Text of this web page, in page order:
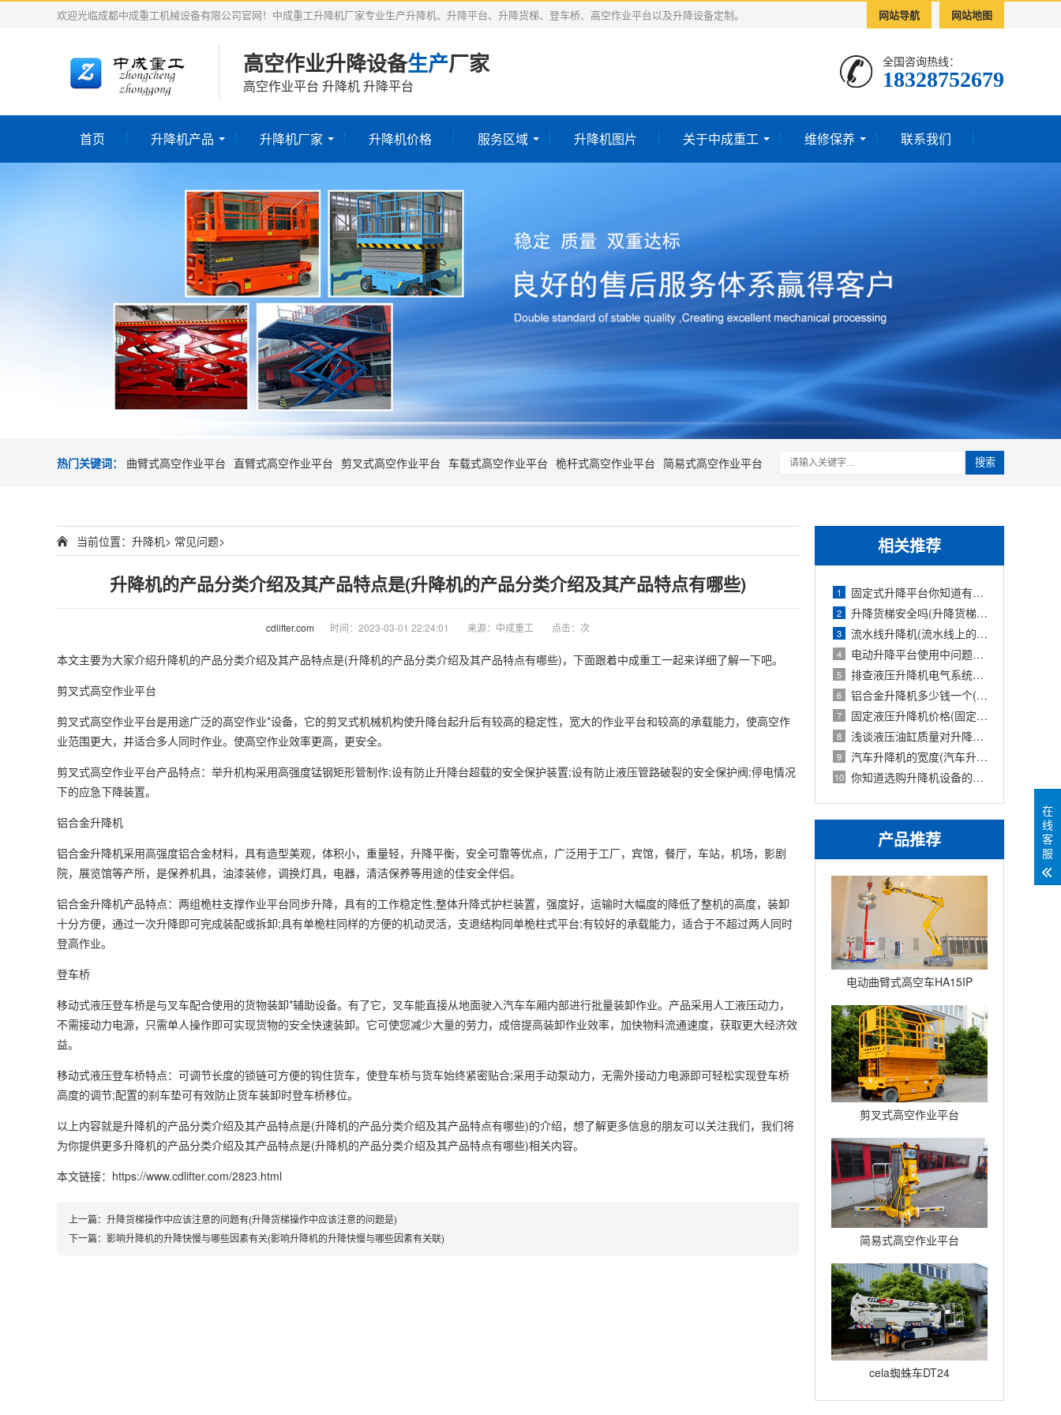
网站导航 网站地图
欢迎光临成都中成重工机械设备有限公司官网！中成重工升降机厂家专业生产升降机、升降平台、升降货梯、登车桥、高空作业平台以及升降设备定制。
高空作业升降设备生产厂家
高空作业平台 升降机 升降平台
全国咨询热线：
18328752679‬
首页 升降机产品 升降机厂家 升降机价格 服务区域 升降机图片 关于中成重工 维修保养 联系我们
热门关键词： 曲臂式高空作业平台 直臂式高空作业平台 剪叉式高空作业平台 车载式高空作业平台 桅杆式高空作业平台 简易式高空作业平台 搜索
相关推荐
1 固定式升降平台你知道有多少种升降方式
2 升降货梯安全吗(升降货梯的种类)
3 流水线升降机(流水线上的升降旋转机构
4 电动升降平台使用中问题检修防护要求
5 排查液压升降机电气系统故障的报告(液压
6 铝合金升降机多少钱一个(铝合金式升降机
7 固定液压升降机价格(固定式液压升降设备
8 浅谈液压油缸质量对升降机的使用影响
9 汽车升降机的宽度(汽车升降机重量)
10 你知道选购升降机设备的技巧吗英文(你知
产品推荐
电动曲臂式高空车HA15IP
剪叉式高空作业平台
Compact12
简易式高空作业平台
Quickup7
cela蜘蛛车DT24
当前位置： 升降机> 常见问题>
升降机的产品分类介绍及其产品特点是(升降机的产品分类介绍及其产品特点有哪些)
cdlifter.com 时间：2023-03-01 22:24:01 来源：中成重工 点击： 次
本文主要为大家介绍升降机的产品分类介绍及其产品特点是(升降机的产品分类介绍及其产品特点有哪些)，下面跟着中成重工一起来详细了解一下吧。
剪叉式高空作业平台
剪叉式高空作业平台是用途广泛的高空作业*设备，它的剪叉式机械机构使升降台起升后有较高的稳定性，宽大的作业平台和较高的承载能力，使高空作
业范围更大，并适合多人同时作业。使高空作业效率更高，更安全。
剪叉式高空作业平台产品特点：举升机构采用高强度锰钢矩形管制作;设有防止升降台超载的安全保护装置;设有防止液压管路破裂的安全保护阀;停电情况
下的应急下降装置。
铝合金升降机
铝合金升降机采用高强度铝合金材料，具有造型美观，体积小，重量轻，升降平衡，安全可靠等优点，广泛用于工厂，宾馆，餐厅，车站，机场，影剧
院，展览馆等产所，是保养机具，油漆装修，调换灯具，电器，清洁保养等用途的佳安全伴侣。
铝合金升降机产品特点：两组桅柱支撑作业平台同步升降，具有的工作稳定性;整体升降式护栏装置，强度好，运输时大幅度的降低了整机的高度，装卸
十分方便，通过一次升降即可完成装配或拆卸;具有单桅柱同样的方便的机动灵活，支退结构同单桅柱式平台;有较好的承载能力，适合于不超过两人同时
登高作业。
登车桥
移动式液压登车桥是与叉车配合使用的货物装卸*辅助设备。有了它，叉车能直接从地面驶入汽车车厢内部进行批量装卸作业。产品采用人工液压动力，
不需接动力电源，只需单人操作即可实现货物的安全快速装卸。它可使您减少大量的劳力，成倍提高装卸作业效率，加快物料流通速度，获取更大经济效
益。
移动式液压登车桥特点：可调节长度的锁链可方便的钩住货车，使登车桥与货车始终紧密贴合;采用手动泵动力，无需外接动力电源即可轻松实现登车桥
高度的调节;配置的刹车垫可有效防止货车装卸时登车桥移位。
以上内容就是升降机的产品分类介绍及其产品特点是(升降机的产品分类介绍及其产品特点有哪些)的介绍，想了解更多信息的朋友可以关注我们，我们将
为你提供更多升降机的产品分类介绍及其产品特点是(升降机的产品分类介绍及其产品特点有哪些)相关内容。
本文链接：https://www.cdlifter.com/2823.html
上一篇： 升降货梯操作中应该注意的问题有(升降货梯操作中应该注意的问题是)
下一篇： 影响升降机的升降快慢与哪些因素有关(影响升降机的升降快慢与哪些因素有关联)
在
线
客
服